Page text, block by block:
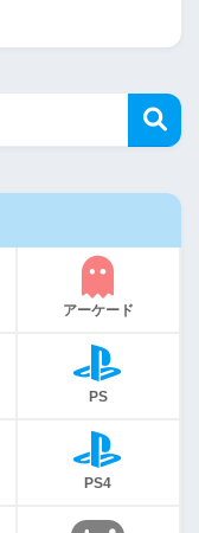
アーケード
PS
PS4